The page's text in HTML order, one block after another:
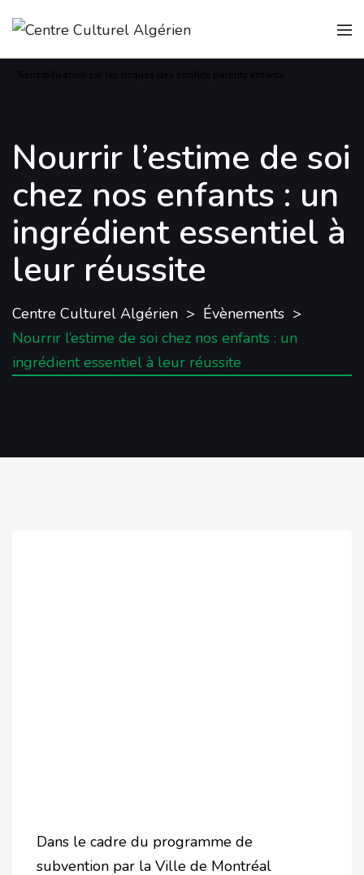
Sensibilisation sur les risques des conflits parents enfants
Nourrir l’estime de soi
chez nos enfants : un
ingrédient essentiel à
leur réussite
Centre Culturel Algérien
Évènements
Nourrir l’estime de soi chez nos enfants : un
ingrédient essentiel à leur réussite
Dans le cadre du programme de
subvention par la Ville de Montréal